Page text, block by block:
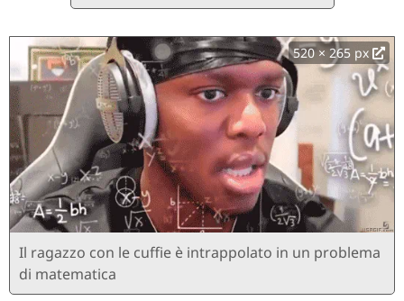
520 × 265 px
Il ragazzo con le cuffie è intrappolato in un problema
di matematica